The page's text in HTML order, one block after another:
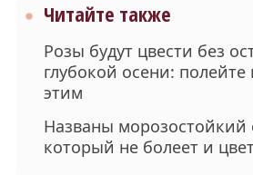
Читайте также
Розы будут цвести без
глубокой осени:
этим
Названы морозостойкий
который не болеет и